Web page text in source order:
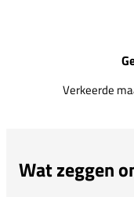
Verkeerde
Wat zeggen